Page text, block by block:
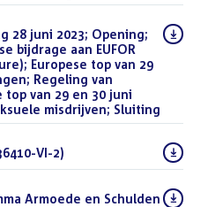
28 juni 2023; Opening;
bijdrage aan EUFOR
Europese top van 29
Regeling van
top van 29 en 30 juni
misdrijven; Sluiting
VI-2)
Armoede en Schulden (PDF)